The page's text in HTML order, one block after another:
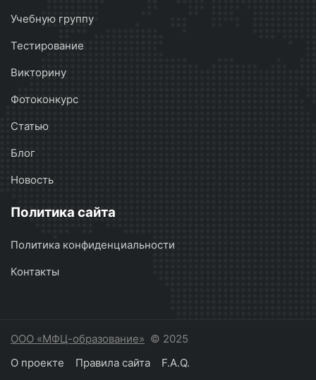
Учебную группу
Тестирование
Викторину
Фотоконкурс
Статью
Блог
Новость
Политика сайта
Политика конфиденциальности
Контакты
ООО «МФЦ-образование» © 2025
О проекте
Правила сайта F.A.Q.